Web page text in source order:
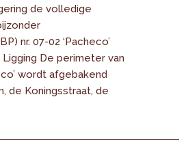
de volledige
nr. 07-02 ‘Pacheco’
De perimeter van
wordt afgebakend
de Koningsstraat, de